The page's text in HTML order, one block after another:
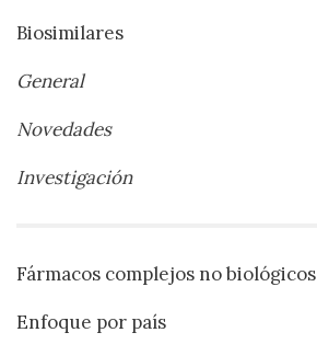
Biosimilares
General
Novedades
Investigación
Fármacos complejos no biológicos
Enfoque por país